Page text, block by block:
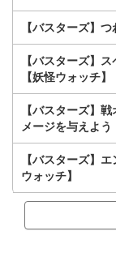
【バスターズ】
【バスターズ】
【妖怪ウォッチ】
【バスターズ】
メージを与えよう
【バスターズ】
ウォッチ】